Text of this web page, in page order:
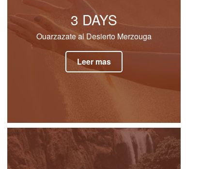
3 DAYS
Ouarzazate al Desierto Merzouga
Leer mas